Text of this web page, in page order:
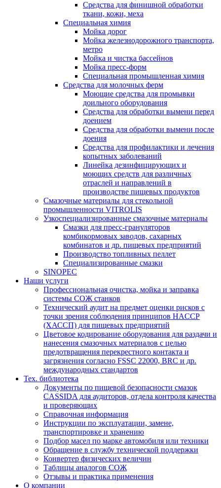
Средства для финишной обработки
ткани, кожи, меха
Специальная химия
Мойка дорог
Мойка железнодорожного транспорта,
метро
Мойка и чистка бассейнов
Мойка пресс-форм
Специальная промышленная химия
Средства для молочных ферм
Моющие средства для промывки
доильного оборудования
Средства для обработки вымени перед
доением
Средства для обработки вымени после
доения
Средства для профилактики и лечения
копытных заболеваний
Линейка дезинфицирующих и
моющих средств для различных
отраслей и направлений в
производстве пищевых продуктов
Смазочные материалы для стекольной
промышленности VITROLIS
Узкоспециализированные смазочные материалы
Смазки для пресс-грануляторов
комбикормовых заводов, сахарных
комбинатов и др. пищевых предприятий
Производство топливных пеллет
Специализированные смазки
SINOPEC
Наши услуги
Профессиональная очистка, мойка и заправка
системы СОЖ станков
Технический аудит на предмет оценки рисков с
точки зрения соблюдения принципов HACCP
(ХАССП) для пищевых предприятий
Цветовое кодирование оборудования для раздачи и
нанесения смазочных материалов с целью
предотвращения перекрестного контакта и
загрязнения согласно FSSC 22000, BRC и др.
международных стандартов
Тех. библиотека
Документы по пищевой безопасности смазок
CASSIDA для аудиторов, отдела контроля качества
и проверяющих
Справочная информация
Инструкции по эксплуатации, замене,
транспортировке и хранению
Подбор масел по марке автомобиля или техники
Обращение в службу технической поддержки
Конвертер физических величин
Таблицы аналогов СОЖ
Отзывы и практика применения
О компании